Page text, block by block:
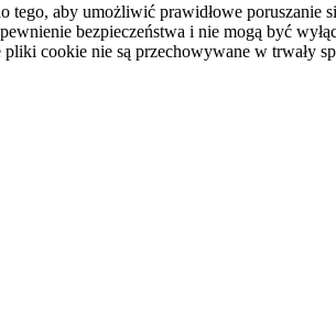
tego, aby umożliwić prawidłowe
bezpieczeństwa i nie mogą być
pliki cookie nie są przechowywane w trwały